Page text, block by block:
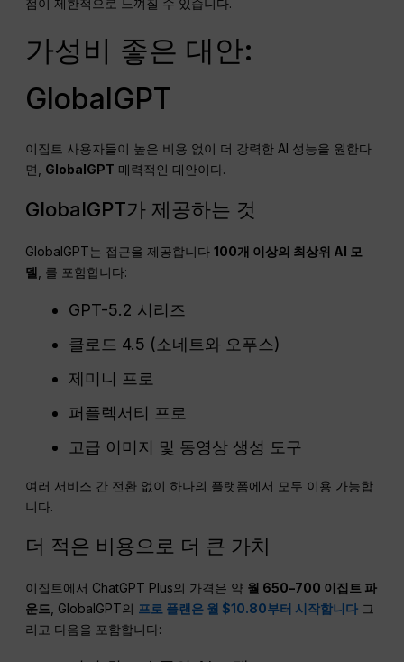
점이 제한적으로 느껴질 수 있습니다.
가성비 좋은 대안:
GlobalGPT
이집트 사용자들이 높은 비용 없이 더 강력한 AI 성능을 원한다
면, GlobalGPT 매력적인 대안이다.
GlobalGPT가 제공하는 것
GlobalGPT는 접근을 제공합니다100개 이상의 최상위 AI 모
델 , 를 포함합니다:
GPT-5.2 시리즈
클로드 4.5 (소네트와 오푸스)
제미니 프로
퍼플렉서티 프로
고급 이미지 및 동영상 생성 도구
여러 서비스 간 전환 없이 하나의 플랫폼에서 모두 이용 가능합
니다.
더 적은 비용으로 더 큰 가치
이집트에서 ChatGPT Plus의 가격은 약 월 650–700 이집트 파
운드
, GlobalGPT의 프로 플랜은 월 $10.80부터 시작합니다 그
리고 다음을 포함합니다: